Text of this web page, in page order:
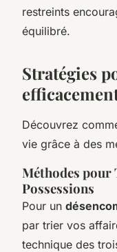
restreints
équilibré.
Stratégies
Découvrez
vie grâce à des
Méthodes pour
Possessions
Pour un
par trier vos
technique des